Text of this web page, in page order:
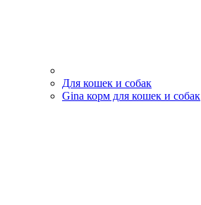
Для кошек и собак
Gina корм для кошек и собак